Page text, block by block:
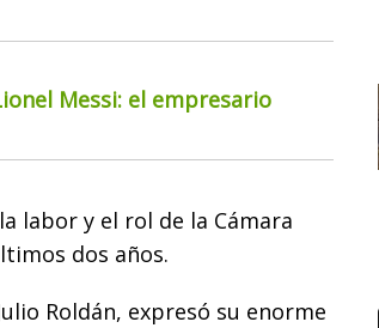
Messi: el empresario
labor y el rol de la Cámara
dos años.
Roldán, expresó su enorme